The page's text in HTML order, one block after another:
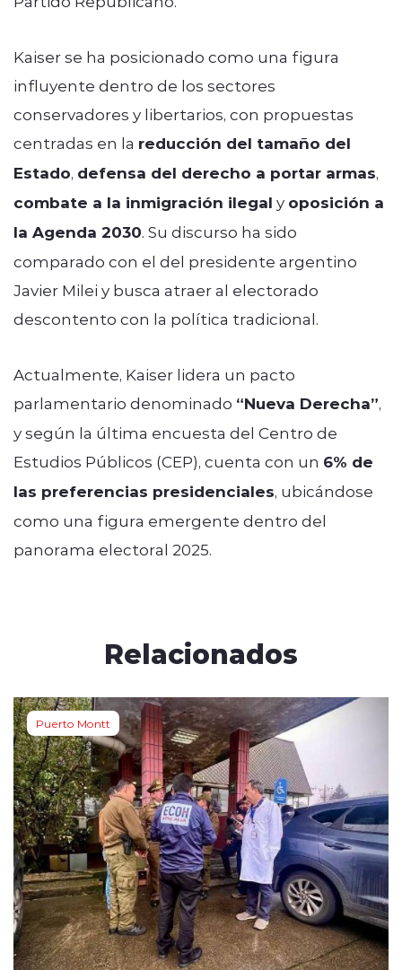
Kaiser se ha posicionado como una figura
influyente dentro de los sectores
conservadores y libertarios, con propuestas
centradas en la reducción del tamaño del
Estado, defensa del derecho a portar armas,
combate a la inmigración ilegal y oposición a
la Agenda 2030. Su discurso ha sido
comparado con el del presidente argentino
Javier Milei y busca atraer al electorado
descontento con la política tradicional.
Actualmente, Kaiser lidera un pacto
parlamentario denominado “Nueva Derecha”,
y según la última encuesta del Centro de
Estudios Públicos (CEP), cuenta con un 6% de
las preferencias presidenciales, ubicándose
como una figura emergente dentro del
panorama electoral 2025.
Relacionados
Puerto Montt